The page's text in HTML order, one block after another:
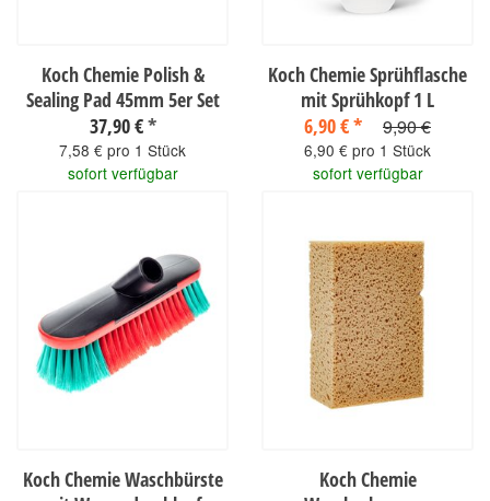
Koch Chemie Polish &
Sealing Pad 45mm 5er Set
37,90 €*
7,58 € pro 1 Stück
sofort verfügbar
Koch Chemie Sprühflasche
mit Sprühkopf 1 L
6,90 €* 9,90 €
6,90 € pro 1 Stück
sofort verfügbar
Koch Chemie Waschbürste
Koch Chemie